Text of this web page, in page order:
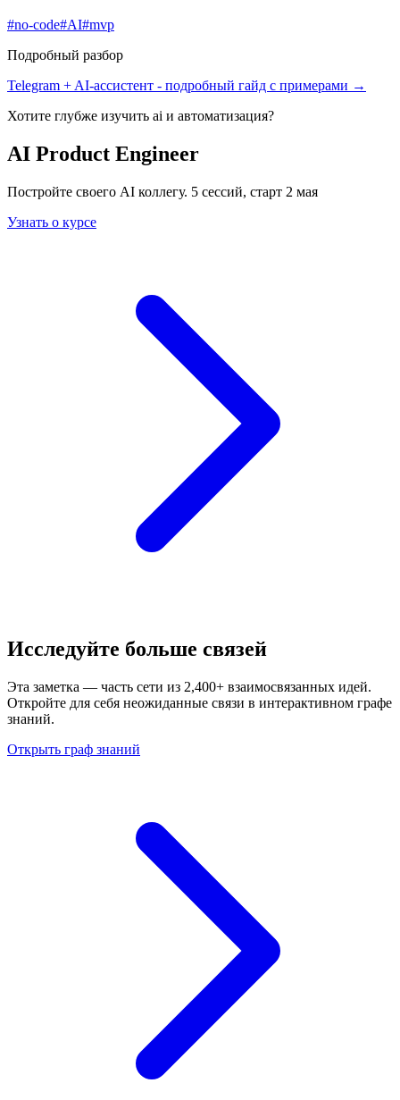
#no-code#AI#mvp
Подробный разбор
Telegram + AI-ассистент - подробный гайд с примерами →
Хотите глубже изучить ai и автоматизация?
AI Product Engineer
Постройте своего AI коллегу. 5 сессий, старт 2 мая
Узнать о курсе
Исследуйте больше связей
Эта заметка — часть сети из 2,400+ взаимосвязанных идей.
Откройте для себя неожиданные связи в интерактивном графе
знаний.
Открыть граф знаний